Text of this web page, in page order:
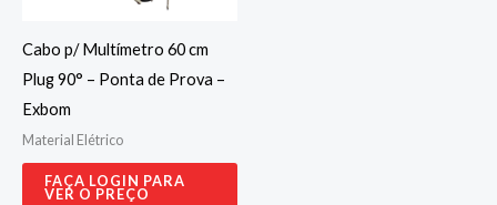
Cabo p/ Multímetro 60 cm
Plug 90° – Ponta de Prova –
Exbom
Material Elétrico
FAÇA LOGIN PARA
VER O PREÇO